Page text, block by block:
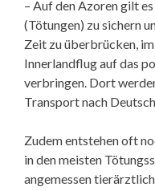
– Auf den Azoren gilt
(Tötungen) zu sichern
Zeit zu überbrücken,
Innerlandflug auf das
verbringen. Dort
Transport nach
Zudem entstehen oft
in den meisten
angemessen